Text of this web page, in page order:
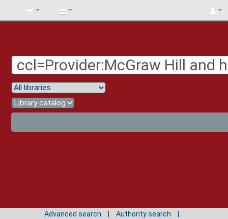
BIBLIOTECA
Advanced search
Authority search